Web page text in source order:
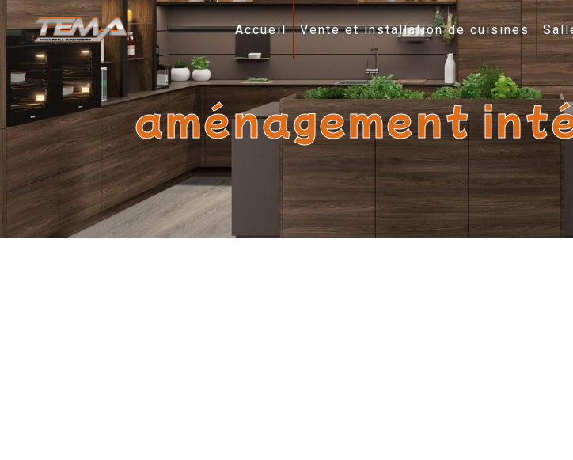
Accueil Vente et installation de cuisines
aménagement
Panneau de gestion des cookies